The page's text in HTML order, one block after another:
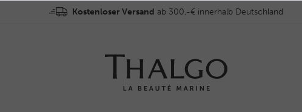
Kostenloser Versand ab 300,-€ innerhalb Deutschland